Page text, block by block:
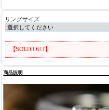
リングサイズ
【SOLD OUT】
商品説明